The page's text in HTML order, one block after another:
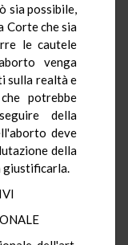
sia possibile,
Corte che sia
le cautele
venga
sulla realtà e
potrebbe
della
deve
della
giustificarla.